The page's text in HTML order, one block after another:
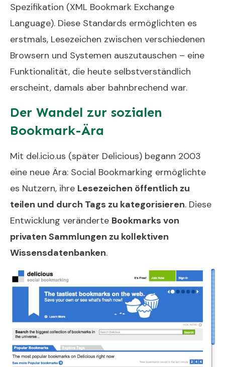
Spezifikation (XML Bookmark Exchange
Language). Diese Standards ermöglichten es
erstmals, Lesezeichen zwischen verschiedenen
Browsern und Systemen auszutauschen – eine
Funktionalität, die heute selbstverständlich
erscheint, damals aber bahnbrechend war.
Der Wandel zur sozialen
Bookmark-Ära
Mit del.icio.us (später Delicious) begann 2003
eine neue Ära: Social Bookmarking ermöglichte
es Nutzern, ihre Lesezeichen öffentlich zu
teilen und durch Tags zu kategorisieren. Diese
Entwicklung veränderte Bookmarks von
privaten Sammlungen zu kollektiven
Wissensdatenbanken.